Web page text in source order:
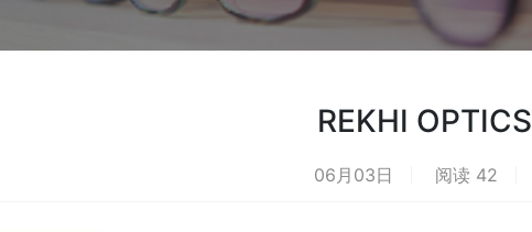
REKHI OPTICS
06月03日 阅读 42